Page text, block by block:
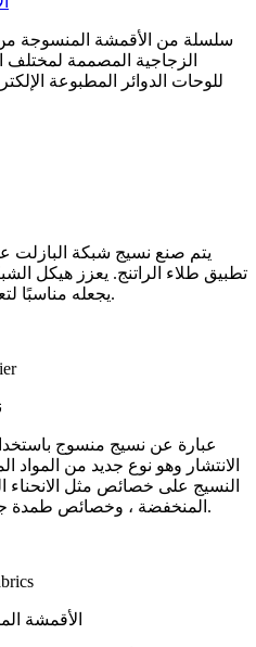
الزجاجية المصممة لمختلف
للوحات الدوائر المطبوعة
يتم صنع نسيج شبكة البازلت
تطبيق طلاء الراتنج. يعزز هيكل
يجعله مناسبًا لتعزيز إصلاحات الخرسانة والطرق.
الانتشار وهو نوع جديد من المواد
النسيج على خصائص مثل
المنخفضة ، وخصائص طمدة جيدة ، ومرونة عالية في التصميم.
1414